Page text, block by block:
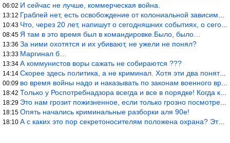
06:02 И сейчас не лучше, коммерческая война.
13:12 Граблей нет, есть освобождение от колониальной зависимости, это
10:43 Что, через 20 лет, напишут о сегодняшних событиях, о сегодняшней
08:45 Я там в это время был в командировке.Было, было…
13:36 За ними охотятся и их убивают, не ужели не понял?
13:33 Маргинал б…
13:34 А коммунистов воры сажать не собираются ???
14:14 Скорее здесь политика, а не криминал. Хотя эти два понятия начин
00:09 во время войны надо и наказывать по законам военного времени, а
18:42 Только у Роспотребнадзора всегда и все в порядке! Когда касается
18:29 Это нам грозит пожизненное, если только грозно посмотреть в их с
18:15 Опять начались криминальные разборки аля 90е!
18:10 А с каких это пор секретоносителям положена охрана? Это его зада